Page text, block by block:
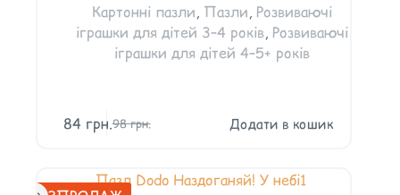
Картонні пазли, Пазли, Розвиваючі
іграшки для дітей 3–4 років, Розвиваючі
іграшки для дітей 4–5+ років
98грн.
84 грн. Додати в кошик